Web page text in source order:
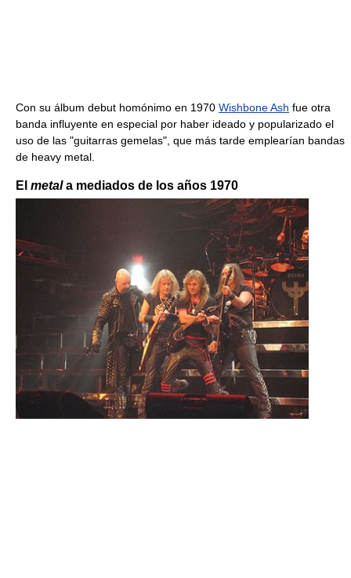
Con su álbum debut homónimo en 1970 Wishbone Ash fue otra
banda influyente en especial por haber ideado y popularizado el
uso de las "guitarras gemelas", que más tarde emplearían bandas
de heavy metal.
El metala mediados de los años 1970